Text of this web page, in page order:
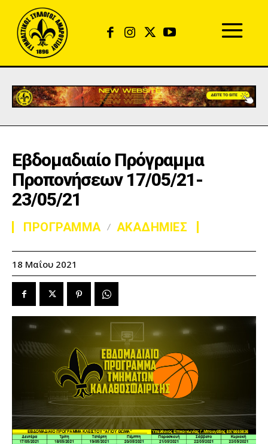
Εβδομαδιαίο Πρόγραμμα
Προπονήσεων 17/05/21-
23/05/21
ΠΡΟΓΡΑΜΜΑ ΑΚΑΔΗΜΙΕΣ
18 Μαΐου 2021